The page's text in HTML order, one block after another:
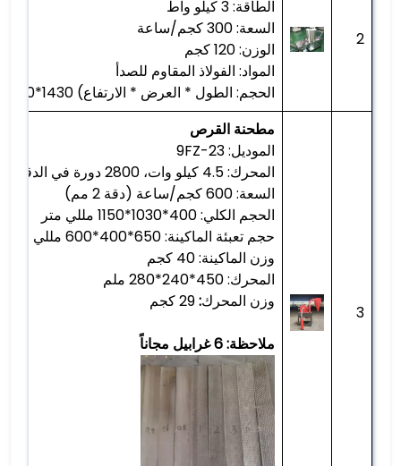
2
الطاقة: 3 كيلو واط
السعة: 300 كجم/ساعة
الوزن: 120 كجم
المواد: الفولاذ المقاوم للصدأ
الحجم: الطول * العرض * الارتفاع) 1430*600*1240 مللي متر
3
مطحنة القرص
الموديل: 9FZ-23
المحرك: 4.5 كيلو وات، 2800 دورة في الدقيقة
السعة: 600 كجم/ساعة (دقة 2 مم)
الحجم الكلي: 400*1030*1150 مللي متر
حجم تعبئة الماكينة: 650*400*600 مللي متر
وزن الماكينة: 40 كجم
المحرك: 450*240*280 ملم
وزن المحرك:29 كجم
ملاحظة: 6 غرابيل مجاناً